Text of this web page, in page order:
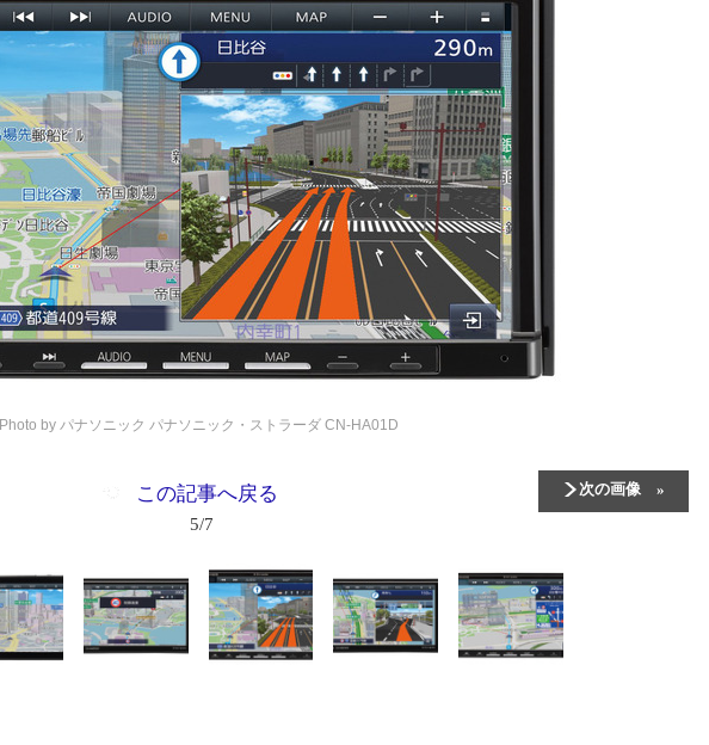
Photo by パナソニック パナソニック・ストラーダ CN-HA01D
次の画像
この記事へ戻る
5/7